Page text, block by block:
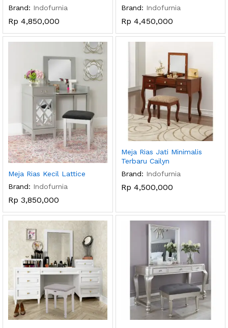
Brand: Indofurnia
Rp 4,850,000
Brand: Indofurnia
Rp 4,450,000
Meja Rias Kecil Lattice
Brand: Indofurnia
Rp 3,850,000
Meja Rias Jati Minimalis
Terbaru Cailyn
Brand: Indofurnia
Rp 4,500,000